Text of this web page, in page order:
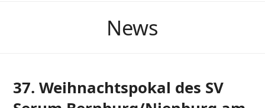
News
37. Weihnachtspokal des SV